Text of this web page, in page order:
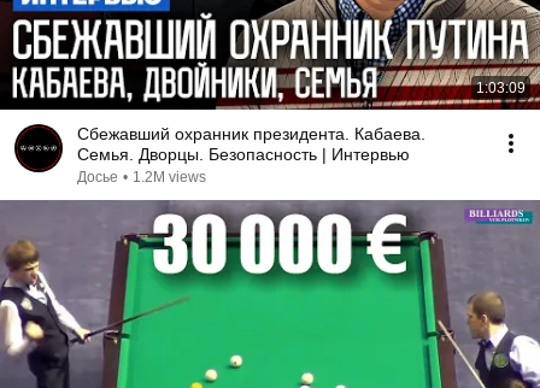
1:03:09
Сбежавший охранник президента. Кабаева.
Семья. Дворцы. Безопасность | Интервью
Досье • 1.2M views